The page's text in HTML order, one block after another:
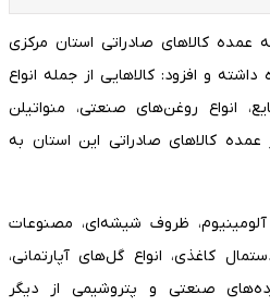
عمده کالاهای صادراتی استان مرکزی
و افزود: کالاهایی از جمله انواع
انواع روغن‌های صنعتی، منواتیلن
کالاهای صادراتی این استان به
ظروف شیشه‌ای، مصنوعات
کاغذی، انواع گل‌های آپارتمانی،
صنعتی و پتروشیمی از دیگر